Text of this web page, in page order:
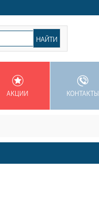
АКЦИИ КОНТАКТЫ